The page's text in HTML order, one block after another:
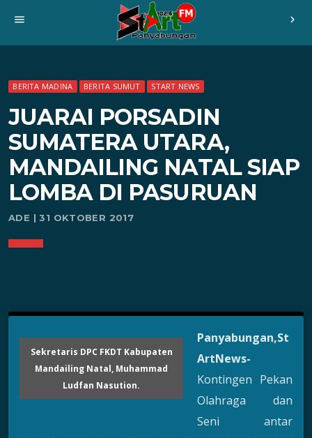
menu chevron_right
BERITA MADINA BERITA SUMUT START NEWS
JUARAI PORSADIN
SUMATERA UTARA,
MANDAILING NATAL SIAP
LOMBA DI PASURUAN
ADE | 31 OKTOBER 2017
Sekretaris DPC FKDT Kabupaten
Mandailing Natal, Muhammad
Ludfan Nasution.
Panyabungan,St
ArtNews-
Kontingen Pekan
Olahraga dan
Seni antar